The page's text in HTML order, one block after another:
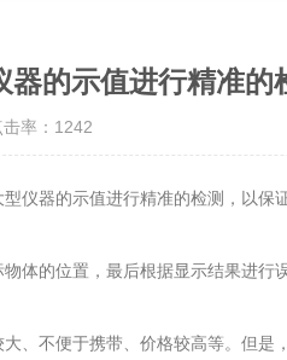
的示值进行精准的
率：1242
器的示值进行精准的检测，以保
的位置，最后根据显示结果进行
不便于携带、价格较高等。但是